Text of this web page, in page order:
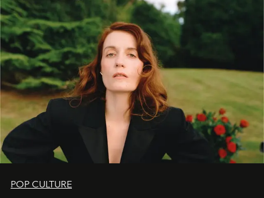
POP CULTURE